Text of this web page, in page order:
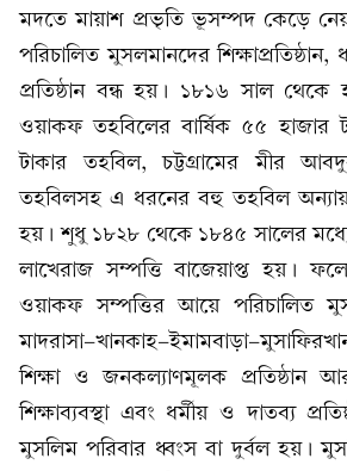
মদতে মায়াশ প্রভৃতি ভূসম্পদ কেড়ে
পরিচালিত মুসলমানদের শিক্ষাপ্রতিষ্ঠান,
প্রতিষ্ঠান বন্ধ হয়। ১৮১৬ সাল থেকে
ওয়াকফ তহবিলের বার্ষিক ৫৫ হাজার
টাকার তহবিল, চট্টগ্রামের মীর
তহবিলসহ এ ধরনের বহু তহবিল
হয়। শুধু ১৮২৮ থেকে ১৮৪৫ সালের
লাখেরাজ সম্পত্তি বাজেয়াপ্ত হয়।
ওয়াকফ সম্পত্তির আয়ে পরিচালিত
মাদরাসা-খানকাহ-ইমামবাড়া-
শিক্ষা ও জনকল্যাণমূলক প্রতিষ্ঠান
শিক্ষাব্যবস্থা এবং ধর্মীয় ও দাতব্য
মুসলিম পরিবার ধ্বংস বা দুর্বল হয়।